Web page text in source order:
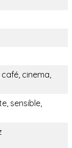
cinema,
sensible,